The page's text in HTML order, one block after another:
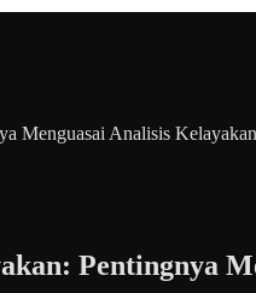
Menguasai Analisis
Pentingnya